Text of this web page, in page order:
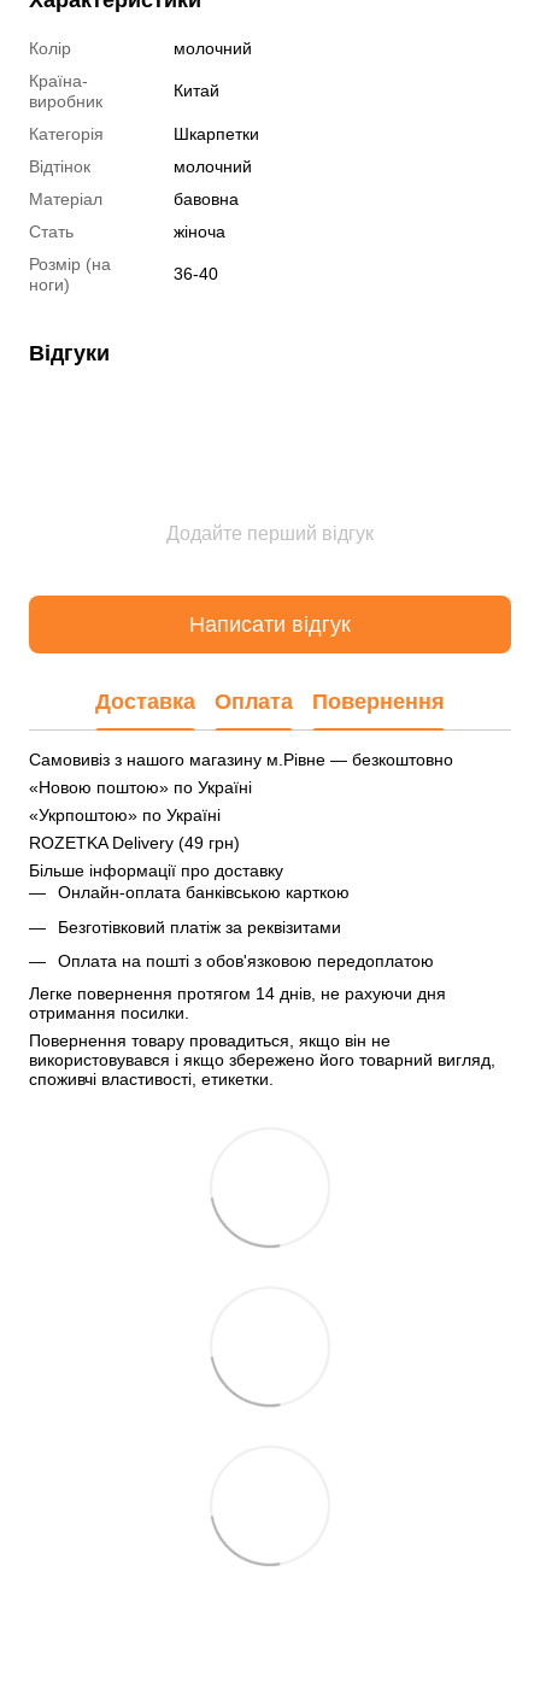
Колір
молочний
Країна-
виробник
Китай
Категорія
Шкарпетки
Відтінок
молочний
Матеріал
бавовна
Стать
жіноча
Розмір (на
ноги)
36-40
Відгуки
Додайте перший відгук
Написати відгук
Доставка Оплата Повернення
Самовивіз з нашого магазину м.Рівне — безкоштовно
«Новою поштою» по Україні
«Укрпоштою» по Україні
ROZETKA Delivery (49 грн)
Більше інформації про доставку
Онлайн-оплата банківською карткою
Безготівковий платіж за реквізитами
Оплата на пошті з обов'язковою передоплатою
Легке повернення протягом 14 днів, не рахуючи дня
отримання посилки.
Повернення товару провадиться, якщо він не
використовувався і якщо збережено його товарний вигляд,
споживчі властивості, етикетки.